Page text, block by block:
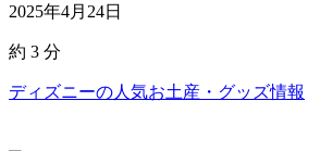
2025年4月24日
約 3 分
ディズニーの人気お土産・グッズ情報